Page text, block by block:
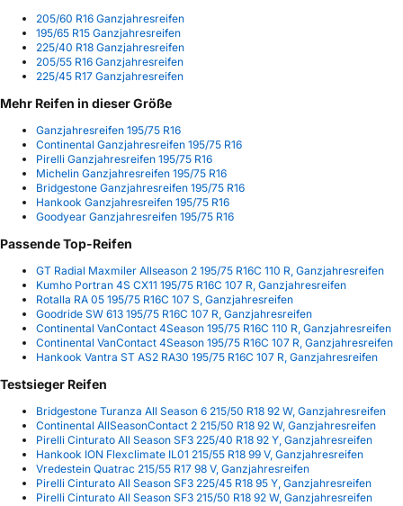
205/60 R16 Ganzjahresreifen
195/65 R15 Ganzjahresreifen
225/40 R18 Ganzjahresreifen
205/55 R16 Ganzjahresreifen
225/45 R17 Ganzjahresreifen
Mehr Reifen in dieser Größe
Ganzjahresreifen 195/75 R16
Continental Ganzjahresreifen 195/75 R16
Pirelli Ganzjahresreifen 195/75 R16
Michelin Ganzjahresreifen 195/75 R16
Bridgestone Ganzjahresreifen 195/75 R16
Hankook Ganzjahresreifen 195/75 R16
Goodyear Ganzjahresreifen 195/75 R16
Passende Top-Reifen
GT Radial Maxmiler Allseason 2 195/75 R16C 110 R, Ganzjahresreifen
Kumho Portran 4S CX11 195/75 R16C 107 R, Ganzjahresreifen
Rotalla RA 05 195/75 R16C 107 S, Ganzjahresreifen
Goodride SW 613 195/75 R16C 107 R, Ganzjahresreifen
Continental VanContact 4Season 195/75 R16C 110 R, Ganzjahresreifen
Continental VanContact 4Season 195/75 R16C 107 R, Ganzjahresreifen
Hankook Vantra ST AS2 RA30 195/75 R16C 107 R, Ganzjahresreifen
Testsieger Reifen
Bridgestone Turanza All Season 6 215/50 R18 92 W, Ganzjahresreifen
Continental AllSeasonContact 2 215/50 R18 92 W, Ganzjahresreifen
Pirelli Cinturato All Season SF3 225/40 R18 92 Y, Ganzjahresreifen
Hankook ION Flexclimate IL01 215/55 R18 99 V, Ganzjahresreifen
Vredestein Quatrac 215/55 R17 98 V, Ganzjahresreifen
Pirelli Cinturato All Season SF3 225/45 R18 95 Y, Ganzjahresreifen
Pirelli Cinturato All Season SF3 215/50 R18 92 W, Ganzjahresreifen